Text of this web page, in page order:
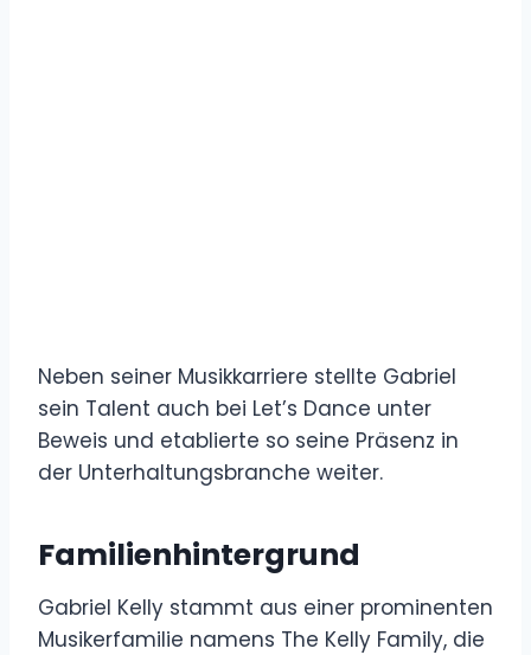
Neben seiner Musikkarriere stellte Gabriel
sein Talent auch bei Let’s Dance unter
Beweis und etablierte so seine Präsenz in
der Unterhaltungsbranche weiter.
Familienhintergrund
Gabriel Kelly stammt aus einer prominenten
Musikerfamilie namens The Kelly Family, die